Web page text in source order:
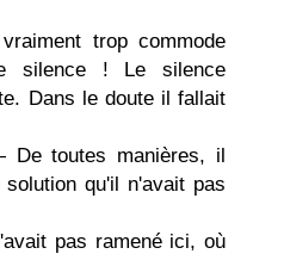
trop commode
silence ! Le silence
Dans le doute il fallait
De toutes manières, il
qu'il n'avait pas
pas ramené ici, où